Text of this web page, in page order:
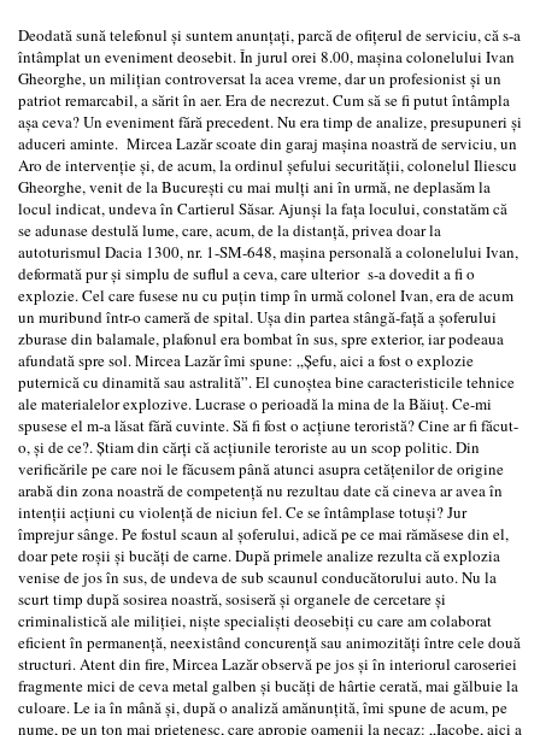
Deodată sună telefonul şi suntem anunţaţi, parcă de ofiţerul de serviciu, că s-a
întâmplat un eveniment deosebit. În jurul orei 8.00, maşina colonelului Ivan
Gheorghe, un miliţian controversat la acea vreme, dar un profesionist şi un
patriot remarcabil, a sărit în aer. Era de necrezut. Cum să se fi putut întâmpla
aşa ceva? Un eveniment fără precedent. Nu era timp de analize, presupuneri şi
aduceri aminte. Mircea Lazăr scoate din garaj maşina noastră de serviciu, un
Aro de intervenţie şi, de acum, la ordinul şefului securităţii, colonelul Iliescu
Gheorghe, venit de la Bucureşti cu mai mulţi ani în urmă, ne deplasăm la
locul indicat, undeva în Cartierul Săsar. Ajunşi la faţa locului, constatăm că
se adunase destulă lume, care, acum, de la distanţă, privea doar la
autoturismul Dacia 1300, nr. 1-SM-648, maşina personală a colonelului Ivan,
deformată pur şi simplu de suflul a ceva, care ulterior s-a dovedit a fi o
explozie. Cel care fusese nu cu puţin timp în urmă colonel Ivan, era de acum
un muribund într-o cameră de spital. Uşa din partea stângă-faţă a şoferului
zburase din balamale, plafonul era bombat în sus, spre exterior, iar podeaua
afundată spre sol. Mircea Lazăr îmi spune: „Şefu, aici a fost o explozie
puternică cu dinamită sau astralită”. El cunoştea bine caracteristicile tehnice
ale materialelor explozive. Lucrase o perioadă la mina de la Băiuţ. Ce-mi
spusese el m-a lăsat fără cuvinte. Să fi fost o acţiune teroristă? Cine ar fi făcut-
o, şi de ce?. Ştiam din cărţi că acţiunile teroriste au un scop politic. Din
verificările pe care noi le făcusem până atunci asupra cetăţenilor de origine
arabă din zona noastră de competenţă nu rezultau date că cineva ar avea în
intenţii acţiuni cu violenţă de niciun fel. Ce se întâmplase totuşi? Jur
împrejur sânge. Pe fostul scaun al şoferului, adică pe ce mai rămăsese din el,
doar pete roşii şi bucăţi de carne. După primele analize rezulta că explozia
venise de jos în sus, de undeva de sub scaunul conducătorului auto. Nu la
scurt timp după sosirea noastră, sosiseră şi organele de cercetare şi
criminalistică ale miliţiei, nişte specialişti deosebiţi cu care am colaborat
eficient în permanenţă, neexistând concurenţă sau animozităţi între cele două
structuri. Atent din fire, Mircea Lazăr observă pe jos şi în interiorul caroseriei
fragmente mici de ceva metal galben şi bucăţi de hârtie cerată, mai gălbuie la
culoare. Le ia în mână şi, după o analiză amănunţită, îmi spune de acum, pe
nume, pe un ton mai prietenesc, care apropie oamenii la necaz: „Iacobe, aici a